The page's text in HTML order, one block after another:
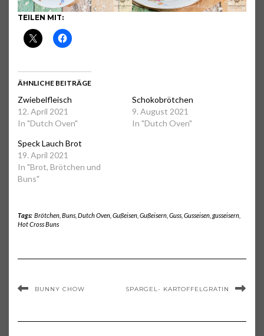
TEILEN MIT:
ÄHNLICHE BEITRÄGE
Zwiebelfleisch
12. April 2021
In "Dutch Oven"
Schokobrötchen
9. August 2021
In "Dutch Oven"
Speck Lauch Brot
19. April 2021
In "Brot, Brötchen und
Buns"
Tags: Brötchen, Buns, Dutch Oven, Gußeisen, Gußeisern, Guss, Gusseisen, gusseisern,
Hot Cross Buns
BUNNY CHOW SPARGEL- KARTOFFELGRATIN